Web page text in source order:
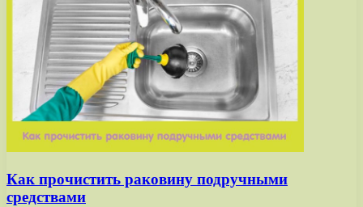
Как прочистить раковину подручными
средствами